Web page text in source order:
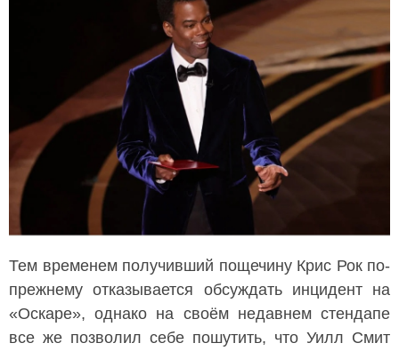
Тем временем получивший пощечину Крис Рок по-
прежнему отказывается обсуждать инцидент на
«Оскаре», однако на своём недавнем стендапе
все же позволил себе пошутить, что Уилл Смит